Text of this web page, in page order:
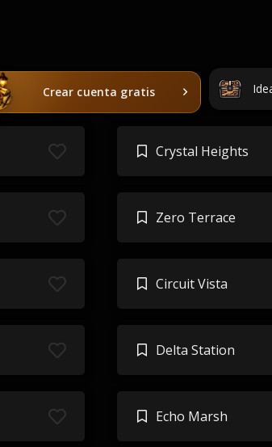
Crear cuenta gratis
Crystal Heights
Zero Terrace
Circuit Vista
Delta Station
Echo Marsh